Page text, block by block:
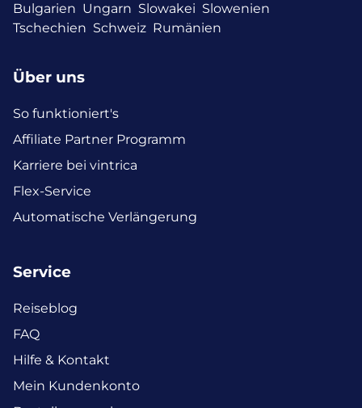
Bulgarien Ungarn Slowakei Slowenien
Tschechien Schweiz Rumänien
Über uns
So funktioniert's
Affiliate Partner Programm
Karriere bei vintrica
Flex-Service
Automatische Verlängerung
Service
Reiseblog
FAQ
Hilfe & Kontakt
Mein Kundenkonto